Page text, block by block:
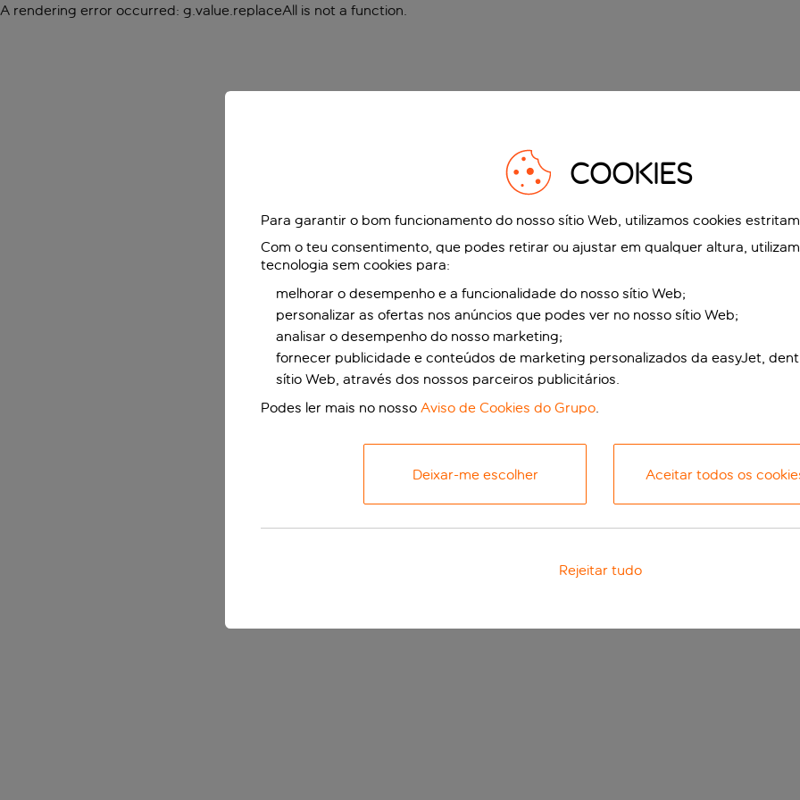
A rendering error occurred: g.value.replaceAll is not a function.
COOKIES
Para garantir o bom funcionamento do nosso sítio Web, utilizamos cookies
Com o teu consentimento, que podes retirar ou ajustar em qualquer altura,
tecnologia sem cookies para:
melhorar o desempenho e a funcionalidade do nosso sítio Web;
personalizar as ofertas nos anúncios que podes ver no nosso sítio Web;
analisar o desempenho do nosso marketing;
fornecer publicidade e conteúdos de marketing personalizados da easyJet,
sítio Web, através dos nossos parceiros publicitários.
Podes ler mais no nosso Aviso de Cookies do Grupo.
Deixar-me escolher Aceitar todos os
Rejeitar tudo